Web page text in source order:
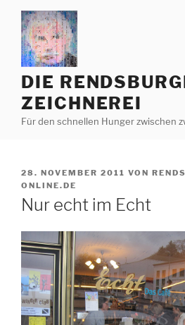
Zum
Inhalt
springen
DIE
ZEICHNEREI
Für den schnellen Hunger zwischen
VERÖFFENTLICHT
AM
28. NOVEMBER 2011 VON
ONLINE.DE
Nur echt im Echt